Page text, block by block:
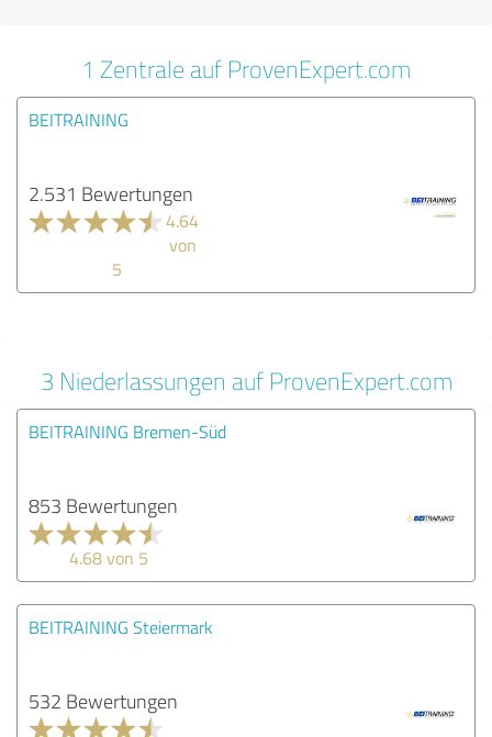
1 Zentrale auf ProvenExpert.com
BEITRAINING
2.531 Bewertungen
4.64
von
5
3 Niederlassungen auf ProvenExpert.com
BEITRAINING Bremen-Süd
853 Bewertungen
4.68 von 5
BEITRAINING Steiermark
532 Bewertungen